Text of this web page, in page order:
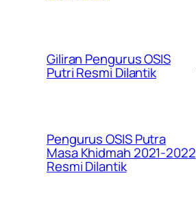
Giliran Pengurus OSIS
Putri Resmi Dilantik
Pengurus OSIS Putra
Masa Khidmah 2021-2022
Resmi Dilantik